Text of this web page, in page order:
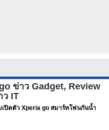
ข่าว Gadget, Review
ว IT
ปิดตัว Xperia go สมาร์ทโฟนกันน้ำ